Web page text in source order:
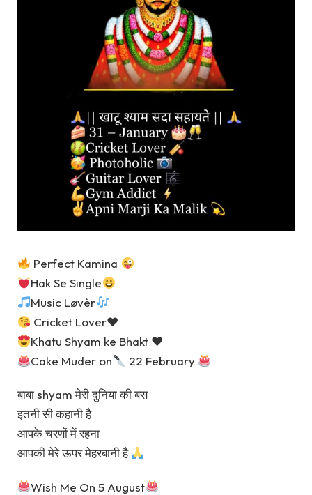
Perfect Kamina
Hak Se Single
Music Løvèr
Cricket Lover♥
Khatu Shyam ke Bhakt ♥
Cake Muder on
22 February
बाबा shyam मेरी दुनिया की बस
इतनी सी कहानी है
आपके चरणों में रहना
आपकी मेरे ऊपर मेहरबानी है
Wish Me On 5 August